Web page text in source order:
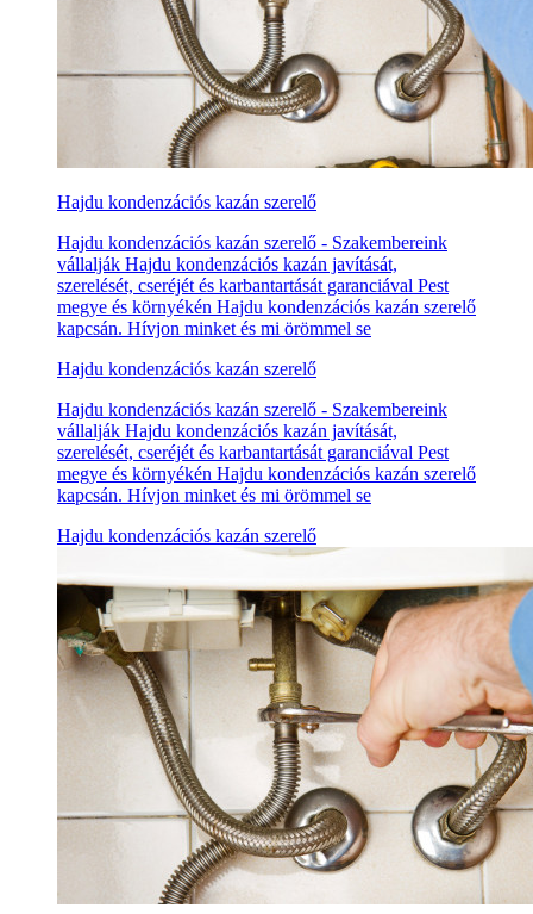
Hajdu kondenzációs kazán szerelő
Hajdu kondenzációs kazán szerelő - Szakembereink
vállalják Hajdu kondenzációs kazán javítását,
szerelését, cseréjét és karbantartását garanciával Pest
megye és környékén Hajdu kondenzációs kazán szerelő
kapcsán. Hívjon minket és mi örömmel se
Hajdu kondenzációs kazán szerelő
Hajdu kondenzációs kazán szerelő - Szakembereink
vállalják Hajdu kondenzációs kazán javítását,
szerelését, cseréjét és karbantartását garanciával Pest
megye és környékén Hajdu kondenzációs kazán szerelő
kapcsán. Hívjon minket és mi örömmel se
Hajdu kondenzációs kazán szerelő